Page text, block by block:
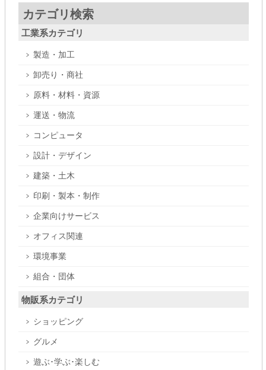
カテゴリ検索
工業系カテゴリ
製造・加工
卸売り・商社
原料・材料・資源
運送・物流
コンピュータ
設計・デザイン
建築・土木
印刷・製本・制作
企業向けサービス
オフィス関連
環境事業
組合・団体
物販系カテゴリ
ショッピング
グルメ
遊ぶ･学ぶ･楽しむ